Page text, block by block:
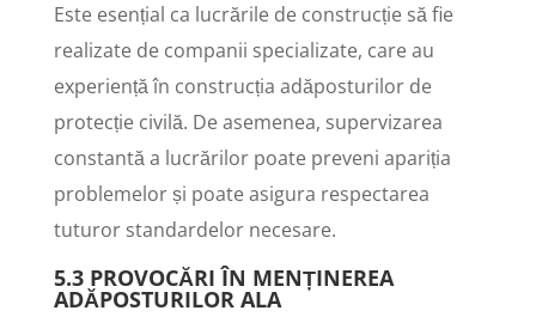
Este esențial ca lucrările de construcție să fie
realizate de companii specializate, care au
experiență în construcția adăposturilor de
protecție civilă. De asemenea, supervizarea
constantă a lucrărilor poate preveni apariția
problemelor și poate asigura respectarea
tuturor standardelor necesare.
5.3 PROVOCĂRI ÎN MENȚINEREA
ADĂPOSTURILOR ALA